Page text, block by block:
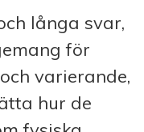
långa svar,
för
varierande,
hur de